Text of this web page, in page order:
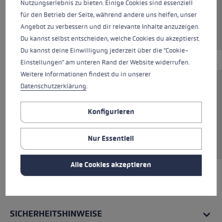
Die Shark Langlauftasche ist die perfekte
Lösung um deine Stöcke geschützt und
komfortabel aufzubewahren. Durch die Tube
lässt sich die Länge der Tasche individuell
SICHERHEITSHINWEISE
Nutzungserlebnis zu bieten. Einige Cookies sind essenziell
für den Betrieb der Seite, während andere uns helfen, unser
Angebot zu verbessern und dir relevante Inhalte anzuzeigen.
Du kannst selbst entscheiden, welche Cookies du akzeptierst.
Du kannst deine Einwilligung jederzeit über die "Cookie-
Einstellungen" am unteren Rand der Website widerrufen.
Weitere Informationen findest du in unserer
Datenschutzerklärung.
Konfigurieren
Nur Essentiell
Alle Cookies akzeptieren